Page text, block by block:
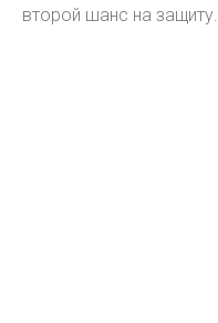
второй шанс на защиту.